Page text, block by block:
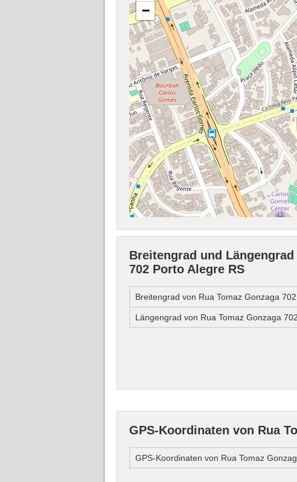
−
Breitengrad und
702 Porto Alegre RS
Breitengrad von Rua Tomaz Gonzaga
Längengrad von Rua Tomaz Gonzaga
GPS-Koordinaten von Rua
GPS-Koordinaten von Rua Tomaz